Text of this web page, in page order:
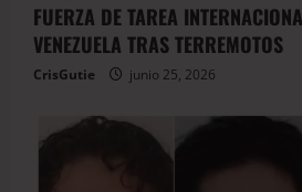
FUERZA DE TAREA
VENEZUELA TRAS TERREMOTOS
CrisGutie junio 25, 2026